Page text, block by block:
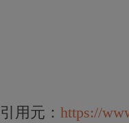
引用元： https://